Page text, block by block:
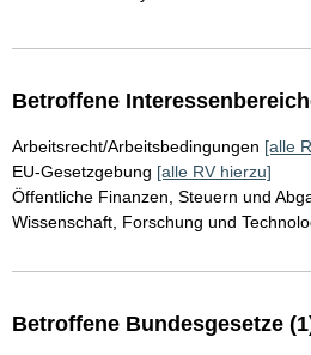
Betroffene
Arbeitsrecht/Arbeitsbedingungen [alle
EU-Gesetzgebung [alle RV hierzu]
Öffentliche Finanzen, Steuern und
Wissenschaft, Forschung und
Betroffene Bundesgesetze